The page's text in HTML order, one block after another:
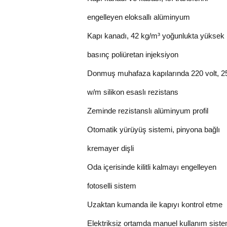
engelleyen eloksallı alüminyum
Kapı kanadı, 42 kg/m³ yoğunlukta yüksek
basınç poliüretan injeksiyon
Donmuş muhafaza kapılarında 220 volt,
w/m silikon esaslı rezistans
Zeminde rezistanslı alüminyum profil
Otomatik yürüyüş sistemi, pinyona bağlı
kremayer dişli
Oda içerisinde kilitli kalmayı engelleyen
fotoselli sistem
Uzaktan kumanda ile kapıyı kontrol etme
Elektriksiz ortamda manuel kullanım